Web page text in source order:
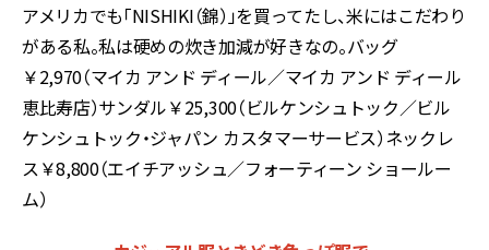
アメリカでも「NISHIKI（錦）」を買ってたし、米にはこだわり
がある私。私は硬めの炊き加減が好きなの。バッグ
￥2,970（マイカ アンド ディール／マイカ アンド ディール
恵比寿店）サンダル￥25,300（ビルケンシュトック／ビル
ケンシュトック・ジャパン カスタマーサービス）ネックレ
ス￥8,800（エイチアッシュ／フォーティーン ショールー
ム）